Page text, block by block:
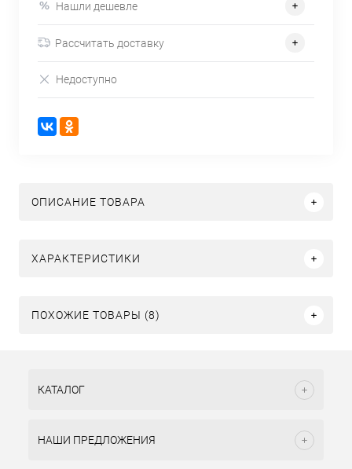
Нашли дешевле
Рассчитать доставку
Недоступно
ОПИСАНИЕ ТОВАРА
ХАРАКТЕРИСТИКИ
ПОХОЖИЕ ТОВАРЫ (8)
КАТАЛОГ
НАШИ ПРЕДЛОЖЕНИЯ